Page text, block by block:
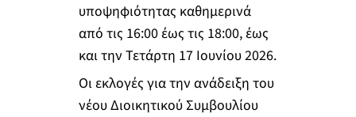
υποψηφιότητας καθημερινά
από τις 16:00 έως τις 18:00, έως
και την Τετάρτη 17 Ιουνίου 2026.
Οι εκλογές για την ανάδειξη του
νέου Διοικητικού Συμβουλίου